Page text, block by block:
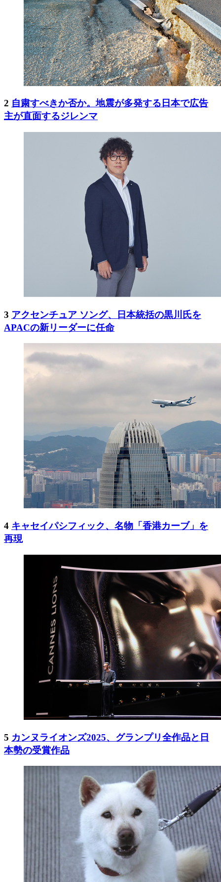
2 自粛すべきか否か。地震が多発する日本で広告
主が直面するジレンマ
3 アクセンチュア ソング、日本統括の黒川氏を
APACの新リーダーに任命
4 キャセイパシフィック、名物「香港カーブ」を
再現
5 カンヌライオンズ2025、グランプリ全作品と日
本勢の受賞作品